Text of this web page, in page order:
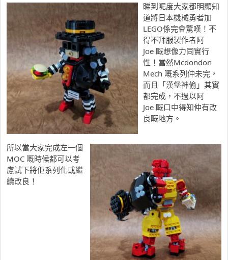
睇到呢度大家都明顯知
道將日本機械勇者加
LEGO係完會驚嘆！不
得不拜服製作者阿
Joe 嘅想像力同實行
性！當然Mcdondon
Mech 嘅系列仲未完，
而且「漢堡神偷」其實
都完成，不過以阿
Joe 嘅口中得知仲有改
良嘅地方。
所以當大家完成左一個
MOC 嘅時候都可以考
慮試下將佢系列化或繼
續改良！